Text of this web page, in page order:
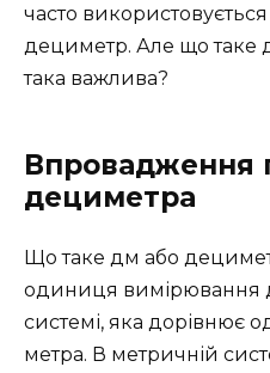
часто використовується
дециметр. Але що таке
така важлива?
Впровадження
дециметра
Що таке дм або
одиниця вимірювання
системі, яка дорівнює
метра. В метричній